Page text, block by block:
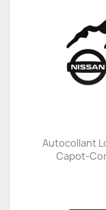
Autocollant
Capot-